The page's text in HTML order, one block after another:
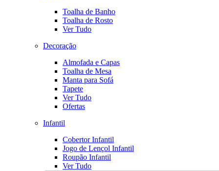
Toalha de Banho
Toalha de Rosto
Ver Tudo
Decoração
Almofada e Capas
Toalha de Mesa
Manta para Sofá
Tapete
Ver Tudo
Ofertas
Infantil
Cobertor Infantil
Jogo de Lençol Infantil
Roupão Infantil
Ver Tudo